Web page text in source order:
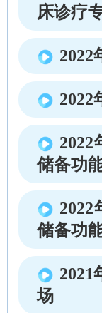
床诊疗
2022
2022
储备功
储备功
2021
场